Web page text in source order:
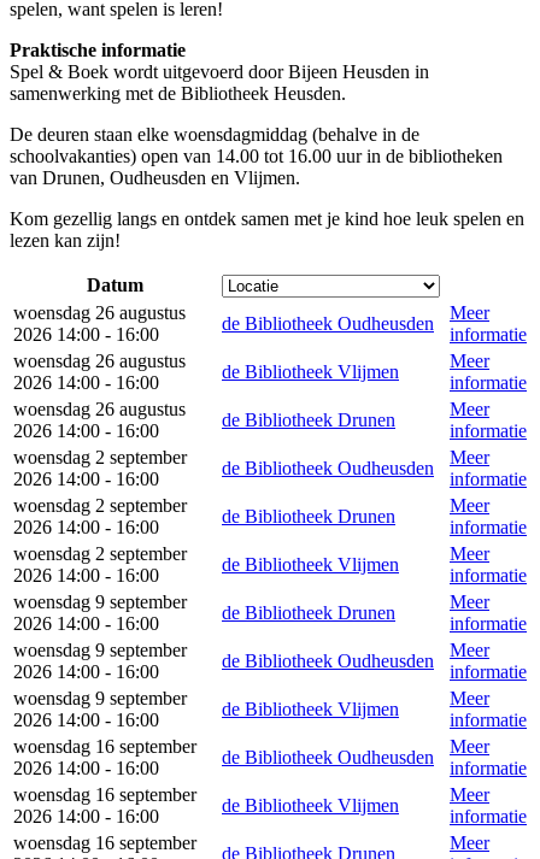
spelen, want spelen is leren!
Praktische informatie
Spel & Boek wordt uitgevoerd door Bijeen Heusden in
samenwerking met de Bibliotheek Heusden.
De deuren staan elke woensdagmiddag (behalve in de
schoolvakanties) open van 14.00 tot 16.00 uur in de bibliotheken
van Drunen, Oudheusden en Vlijmen.
Kom gezellig langs en ontdek samen met je kind hoe leuk spelen en
lezen kan zijn!
Datum
woensdag 26 augustus
2026 14:00 - 16:00
de Bibliotheek Oudheusden
Meer
informatie
woensdag 26 augustus
2026 14:00 - 16:00
de Bibliotheek Vlijmen
Meer
informatie
woensdag 26 augustus
2026 14:00 - 16:00
de Bibliotheek Drunen
Meer
informatie
woensdag 2 september
2026 14:00 - 16:00
de Bibliotheek Oudheusden
Meer
informatie
woensdag 2 september
2026 14:00 - 16:00
de Bibliotheek Drunen
Meer
informatie
woensdag 2 september
2026 14:00 - 16:00
de Bibliotheek Vlijmen
Meer
informatie
woensdag 9 september
2026 14:00 - 16:00
de Bibliotheek Drunen
Meer
informatie
woensdag 9 september
2026 14:00 - 16:00
de Bibliotheek Oudheusden
Meer
informatie
woensdag 9 september
2026 14:00 - 16:00
de Bibliotheek Vlijmen
Meer
informatie
woensdag 16 september
2026 14:00 - 16:00
de Bibliotheek Oudheusden
Meer
informatie
woensdag 16 september
2026 14:00 - 16:00
de Bibliotheek Vlijmen
Meer
informatie
woensdag 16 september
de Bibliotheek Drunen
Meer